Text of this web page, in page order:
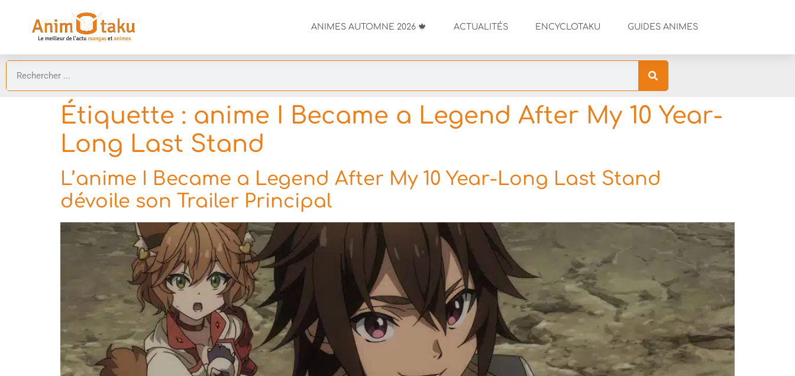
ANIMES AUTOMNE 2026 🍁 ACTUALITÉS ENCYCLOTAKU GUIDES ANIMES
Étiquette : anime I Became a Legend After My 10 Year-
Long Last Stand
L’anime I Became a Legend After My 10 Year-Long Last Stand
dévoile son Trailer Principal